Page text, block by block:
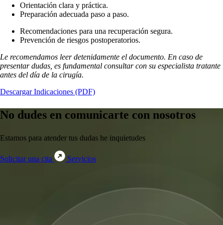
Orientación clara y práctica.
Preparación adecuada paso a paso.
Recomendaciones para una recuperación segura.
Prevención de riesgos postoperatorios.
Le recomendamos leer detenidamente el documento. En caso de
presentar dudas, es fundamental consultar con su especialista tratante
antes del día de la cirugía.
Descargar Indicaciones (PDF)
No dudes en comunicarte con nosotros
Estamos para atender tus dudas he inquietudes
Solicitar una cita Servicios